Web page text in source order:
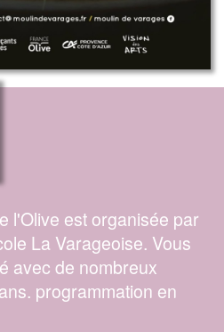
l'Olive est organisée par
La Varageoise. Vous
avec de nombreux
programmation en